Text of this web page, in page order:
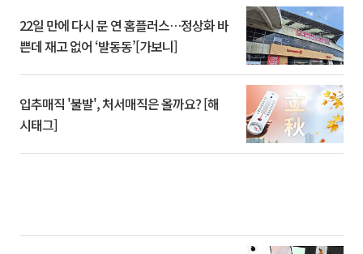
22일 만에 다시 문 연 홈플러스…정상화 바
쁜데 재고 없어 ‘발동동’[가보니]
입추매직 '불발', 처서매직은 올까요? [해
시태그]